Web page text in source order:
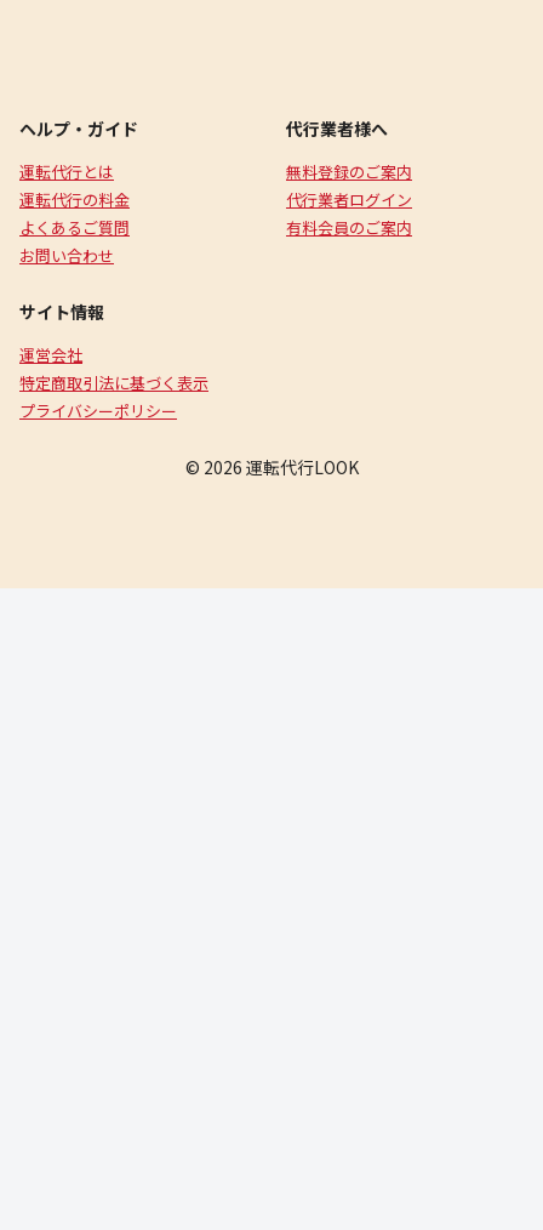
ヘルプ・ガイド
運転代行とは
運転代行の料金
よくあるご質問
お問い合わせ
代行業者様へ
無料登録のご案内
代行業者ログイン
有料会員のご案内
サイト情報
運営会社
特定商取引法に基づく表示
プライバシーポリシー
© 2026 運転代行LOOK